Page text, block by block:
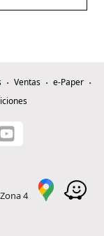
Ventas
e-Paper
4